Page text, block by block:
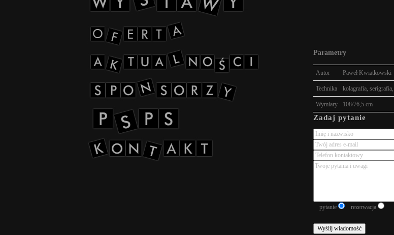
Parametry
Autor Paweł Kwiatkowski
Technika kolagrafia,
Wymiary 108/76,5 cm
Zadaj pytanie
pytanie rezerwacja